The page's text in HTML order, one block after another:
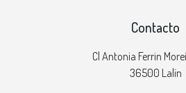
Contacto
Cl Antonia Ferrin
36500 Lalín